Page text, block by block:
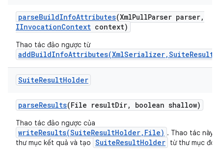
parseBuildInfoAttributes(XmlPullParser parser,
IInvocationContext context)
Thao tác đảo ngược từ
SuiteResultHolder
parseResults(File resultDir, boolean shallow)
Thao tác đảo ngược của
writeResults(SuiteResultHolder,File) . Thao tác này
thư mục kết quả và tạo SuiteResultHolder từ thư mục đó.